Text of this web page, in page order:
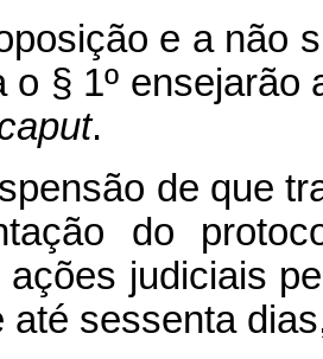
e a não
o § 1º
.
de que
do
ações judiciais
até sessenta